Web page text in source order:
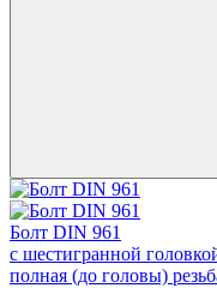
Болт DIN 961
с шестигранной
полная (до головы)